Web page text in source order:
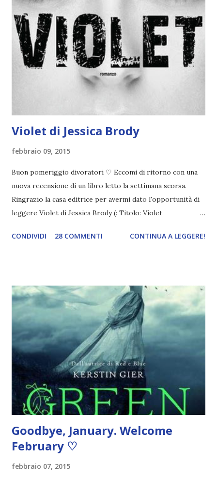
troppo, troppo lontano. D'altronde ho anche gli esami e
non potrò concedermi distrazioni credici ç_ç Chapions ,
anche questo terzo e ultimo volume della trilogia Legend
della Lu, uscirà ad aprile *_* era ora! Sono troppo curiosa
di sapere come andrà a finire spero bene ! E infine The
Vanishing Throne , seguito de La cacciatrice di fate , uscirà
a settembre. Cioè, stiamo scherzando? Quale us...
Violet di Jessica Brody
febbraio 09, 2015
Buon pomeriggio divoratori ♡ Eccomi di ritorno con una
nuova recensione di un libro letto la settimana scorsa.
Ringrazio la casa editrice per avermi dato l'opportunità di
leggere Violet di Jessica Brody (: Titolo: Violet
di pubblicazione: Gennaio 2015 Editore: Fanucci Quando il
rottami dell'aereo, praticamente illesa, fa il giro del mondo.
Nessuno sa spiegarsi come possa essere sopravvissuta...
tantomeno lei. La sua mente è una tabula rasa: non ricorda il
proprio nome né nessun avvenimento della sua vita, e non
sa cosa ci facesse su quel volo. Le sue impronte digitali e il
suo DNA non si trovano in alcun database, nessuno ha
denunciato la sua scomparsa. Intrappolata in un mondo che
non riconosce, con delle abilità che non ...
CONDIVIDI 28 COMMENTI CONTINUA A LEGGERE!
Goodbye, January. Welcome
February ♡
febbraio 07, 2015